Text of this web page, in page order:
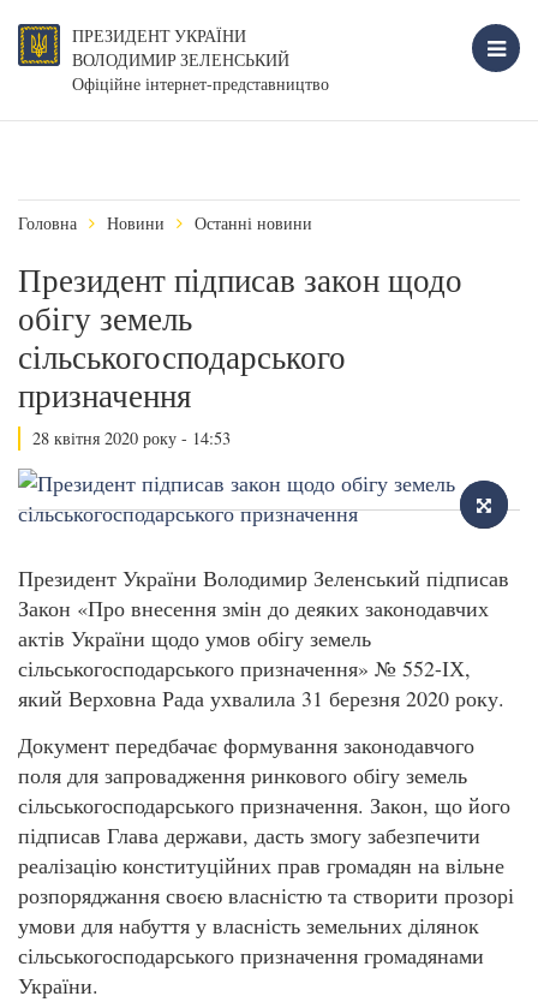
ПРЕЗИДЕНТ УКРАЇНИ
ВОЛОДИМИР ЗЕЛЕНСЬКИЙ
Офіційне інтернет-представництво
Головна Новини Останні новини
Президент підписав закон щодо
обігу земель
сільськогосподарського
призначення
28 квітня 2020 року - 14:53
Президент України Володимир Зеленський підписав
Закон «Про внесення змін до деяких законодавчих
актів України щодо умов обігу земель
сільськогосподарського призначення» № 552-ІХ,
який Верховна Рада ухвалила 31 березня 2020 року.
Документ передбачає формування законодавчого
поля для запровадження ринкового обігу земель
сільськогосподарського призначення. Закон, що його
підписав Глава держави, дасть змогу забезпечити
реалізацію конституційних прав громадян на вільне
розпоряджання своєю власністю та створити прозорі
умови для набуття у власність земельних ділянок
сільськогосподарського призначення громадянами
України.